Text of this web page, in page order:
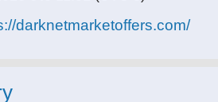
darknetmarketoffers.com/